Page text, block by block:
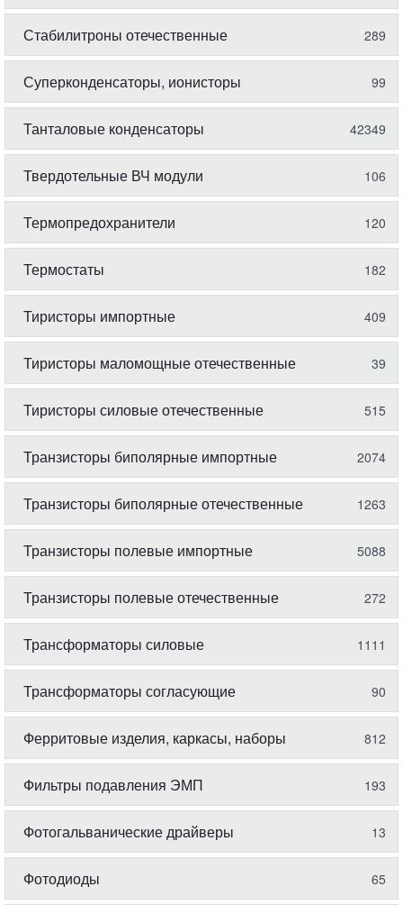
Стабилитроны отечественные 289
Суперконденсаторы, ионисторы 99
Танталовые конденсаторы 42349
Твердотельные ВЧ модули 106
Термопредохранители 120
Термостаты 182
Тиристоры импортные 409
Тиристоры маломощные отечественные 39
Тиристоры силовые отечественные 515
Транзисторы биполярные импортные 2074
Транзисторы биполярные отечественные 1263
Транзисторы полевые импортные 5088
Транзисторы полевые отечественные 272
Трансформаторы силовые 1111
Трансформаторы согласующие 90
Ферритовые изделия, каркасы, наборы 812
Фильтры подавления ЭМП 193
Фотогальванические драйверы 13
Фотодиоды 65